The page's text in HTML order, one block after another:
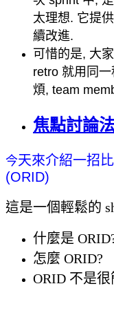
太理想. 它提
續改進.
可惜的是, 大
retro 就用同
煩, team
焦點討論
今天來介紹一招
(ORID)
這是一個輕鬆的
什麼是
怎麼 ORID?
ORID 不是